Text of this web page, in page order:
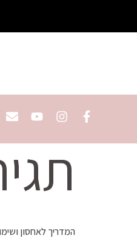
המדריך לאחסון